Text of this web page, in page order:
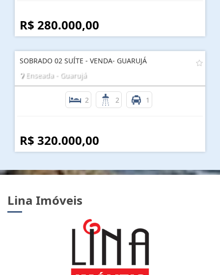
R$ 280.000,00
SOBRADO 02 SUÍTE - VENDA- GUARUJÁ
Enseada - Guarujá
2 2 1
R$ 320.000,00
Lina Imóveis